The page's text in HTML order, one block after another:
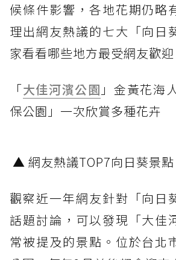
候條件影響，各地花期仍略
理出網友熱議的七大「向日
家看看哪些地方最受網友歡迎
「大佳河濱公園 」金黃花海
保公園」一次欣賞多種花卉
▲ 網友熱議TOP7向日葵景
觀察近一年網友針對「向日
話題討論，可以發現「大佳
常被提及的景點。位於台北